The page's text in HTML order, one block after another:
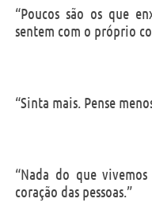
“Poucos são os que
sentem com o próprio
“Sinta mais. Pense
“Nada do que
coração das pessoas.”